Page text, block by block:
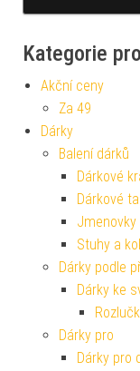
Kategorie
Akční ceny
Za 49
Dárky
Balení dárků
Dárkové
Dárkové
Stuhy a
Dárky podle
Dárky ke
Dárky pro
Dárky pro